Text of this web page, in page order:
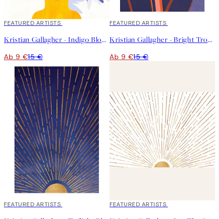
40%*
FEATURED ARTISTS
Kristian Gallagher - Indigo Blooms Poster
Ab 9 €15 €
40%*
FEATURED ARTISTS
Kristian Gallagher - Bright Tropical Flower Poster
Ab 9 €15 €
40%*
FEATURED ARTISTS 40%*
FEATURED ARTISTS